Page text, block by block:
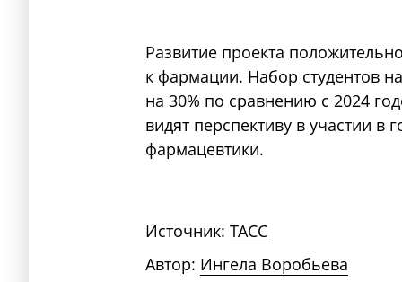
Развитие проекта
к фармации. Набор студентов
на 30% по сравнению с 2024
видят перспективу в участии в
фармацевтики.
Источник: ТАСС
Автор: Ингела Воробьева